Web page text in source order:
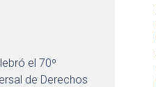
el 70º
de Derechos